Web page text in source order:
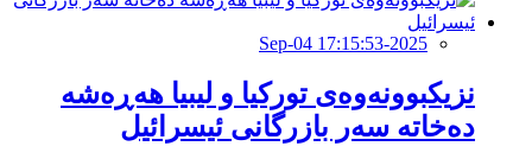
2025-Sep-04 17:15:53
نزیکبوونەوەى تورکیا و لیبیا هەڕەشە
دەخاتە سەر بازرگانى ئیسرائیل